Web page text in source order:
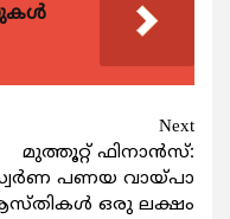
Next
മുത്തൂറ്റ് ഫിനാന്‍സ്:
പണയ വായ്പാ
ഒരു ലക്ഷം